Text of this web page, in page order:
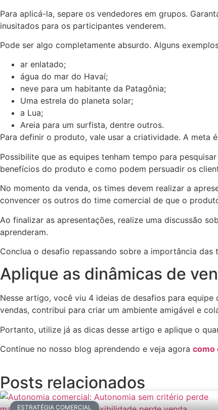
Para aplicá-la, separe os vendedores em grupos.
inusitados para os participantes venderem.
Pode ser algo completamente absurdo. Alguns
ar enlatado;
água do mar do Havaí;
neve para um habitante da Patagônia;
Uma estrela do planeta solar;
a Lua;
Areia para um surfista, dentre outros.
Para definir o produto, vale usar a criatividade. A meta
Possibilite que as equipes tenham tempo para
benefícios do produto e como podem persuadir os
No momento da venda, os times devem realizar a
convencer os outros do time comercial de que o
Ao finalizar as apresentações, realize uma discussão
aprenderam.
Conclua o desafio repassando sobre a importância
Aplique as dinâmicas de
Nesse artigo, você viu 4 ideias de desafios para
vendas, contribui para criar um ambiente amigável e
Portanto, utilize já as dicas desse artigo e aplique o
Continue no nosso blog aprendendo e veja agora como
Posts relacionados
ESTRATÉGIA COMERCIAL